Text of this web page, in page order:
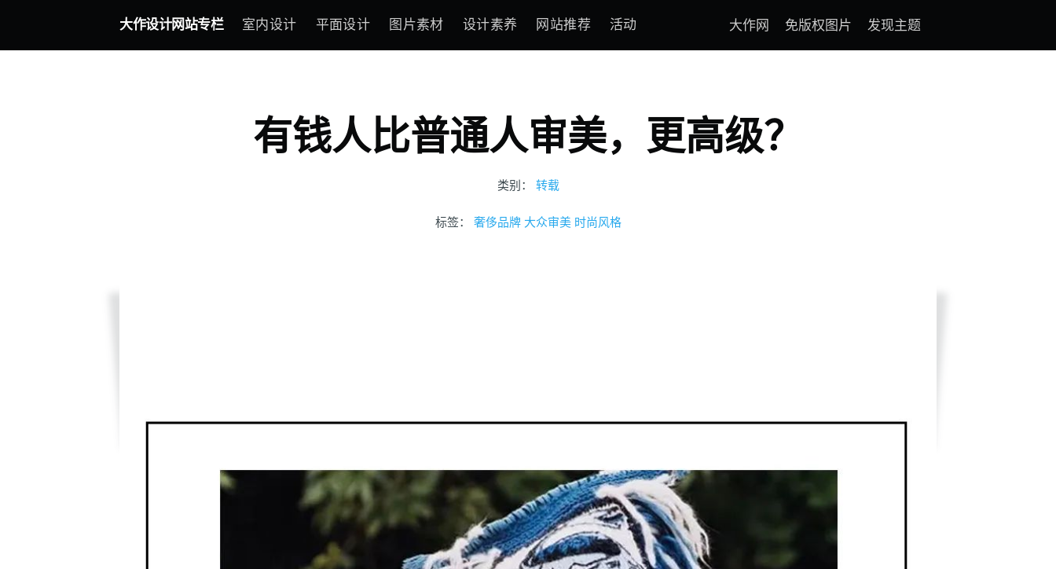
大作设计网站专栏 室内设计 平面设计 图片素材 设计素养 网站推荐 活动 大作网 免版权图片 发现主题
有钱人比普通人审美，更高级？
类别： 转载
标签： 奢侈品牌 大众审美 时尚风格